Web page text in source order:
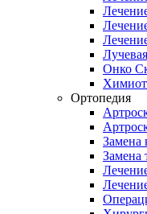
Онко
Ортопедия
Замена
Замена